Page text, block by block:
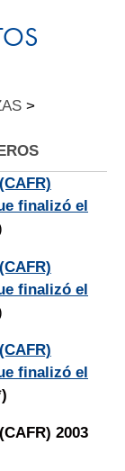
>
finalizó el
finalizó el
finalizó el
2003